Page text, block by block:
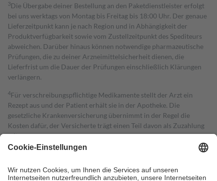
3Die Übergabe deiner Bestellung an den Paketdienstleister erfolgt
bei uns werktags von Montag bis Freitag bis 18:00 Uhr. Der genaue
Lieferzeitpunkt kann je nach Region und in Abhängigkeit der
Produktverfügbarkeit sowie vom Zustellzeitpunkt des Spediteurs
abweichen. Darüber hinaus können notwendige pharmazeutische
Prüfungen, die zu deiner Arzneimittelsicherheit dienen, die
Lieferfrist um die Dauer der Prüfungen einschließlich Klärungen
verlängern.
4Für verschreibungspflichtige Medikamente stellt der Arzt ein
Rezept aus und der Patient erhält sie in der Apotheke. Die
gesetzliche Krankenversicherung übernimmt in der Regel die
Kosten dafür, der Versicherte trägt einen Teil davon als Zuzahlung
mit.
Grundsätzlich leisten Mitglieder Zuzahlungen in Höhe von zehn
höchstens zehn Euro.
Es sind jedoch nie mehr als die tatsächlichen
Kosten der Leistung zu entrichten.